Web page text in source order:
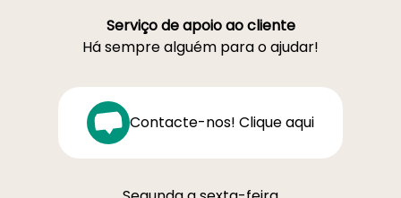
Serviço de apoio ao cliente
Há sempre alguém para o ajudar!
Contacte-nos! Clique aqui